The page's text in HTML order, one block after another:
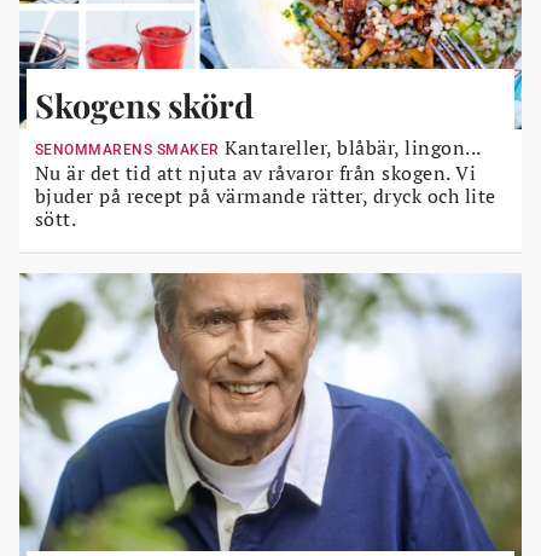
Skogens skörd
SENOMMARENS SMAKER Kantareller, blåbär, lingon...
Nu är det tid att njuta av råvaror från skogen. Vi
bjuder på recept på värmande rätter, dryck och lite
sött.